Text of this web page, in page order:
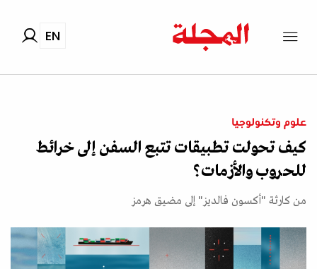
EN
علوم وتكنولوجيا
كيف تحولت تطبيقات تتبع السفن إلى خرائط
للحروب والأزمات؟
من كارثة "أكسون فالديز" إلى مضيق هرمز